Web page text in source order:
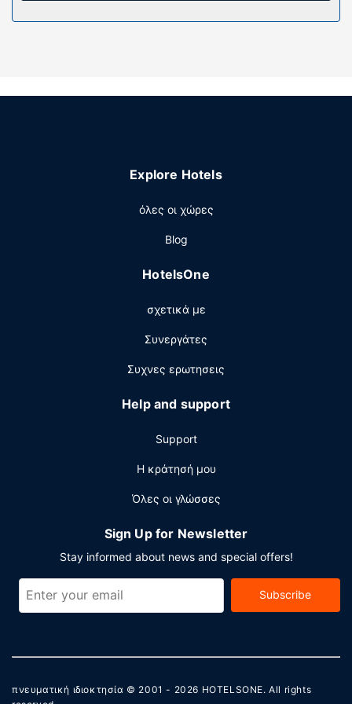
Επωφεληθείτε από τις ψυχαγωγικές δυνατότητες, όπως
αγορά εισιτηρίων και ψησταριές για μπάρμπεκιου.
Explore Hotels
όλες οι χώρες
Blog
HotelsOne
σχετικά με
Συνεργάτες
Συχνες ερωτησεις
Help and support
Support
Η κράτησή μου
Όλες οι γλώσσες
Sign Up for Newsletter
Stay informed about news and special offers!
Subscribe
πνευματική ιδιοκτησία © 2001 - 2026 HOTELSONE. All rights